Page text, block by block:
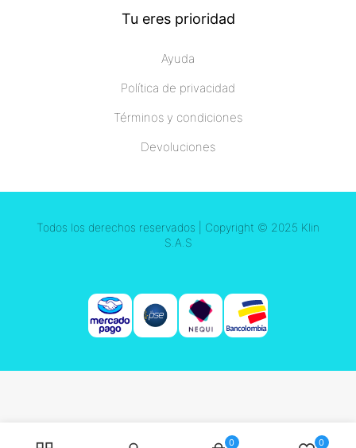
Tu eres prioridad
Ayuda
Política de privacidad
Términos y condiciones
Devoluciones
Todos los derechos reservados | Copyright © 2025 Klin
S.A.S
0 0